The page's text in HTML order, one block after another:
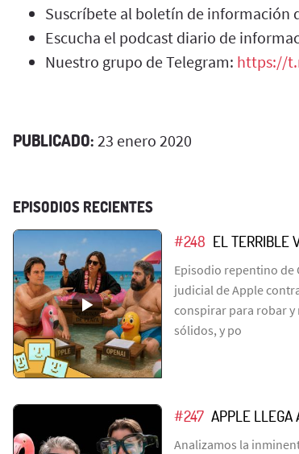
Suscríbete al boletín de información
Escucha el podcast diario de
Nuestro grupo de Telegram: https://
PUBLICADO: 23 enero 2020
EPISODIOS RECIENTES
#248 EL TERRIBLE
Episodio repentino de
judicial de Apple
conspirar para robar y
sólidos, y po
#247 APPLE LLEGA
Analizamos la